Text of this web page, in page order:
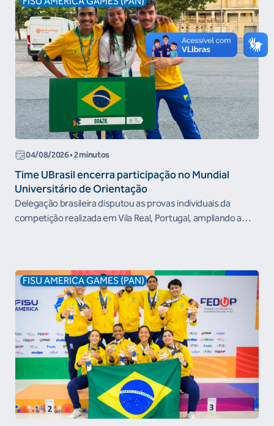
04/08/2026 • 2 minutos
Time UBrasil encerra participação no Mundial
Universitário de Orientação
Delegação brasileira disputou as provas individuais da
competição realizada em Vila Real, Portugal, ampliando a
FISU AMERICA GAMES (PAN)